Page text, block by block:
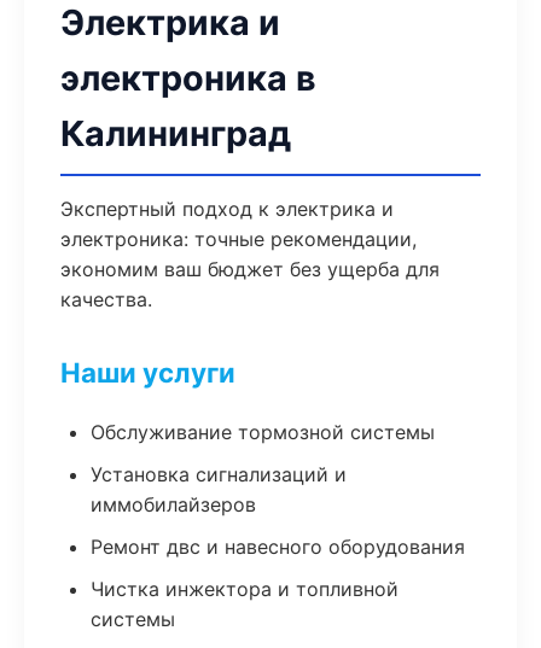
Электрика и
электроника в
Калининград
Экспертный подход к электрика и
электроника: точные рекомендации,
экономим ваш бюджет без ущерба для
качества.
Наши услуги
Обслуживание тормозной системы
Установка сигнализаций и
иммобилайзеров
Ремонт двс и навесного оборудования
Чистка инжектора и топливной
системы